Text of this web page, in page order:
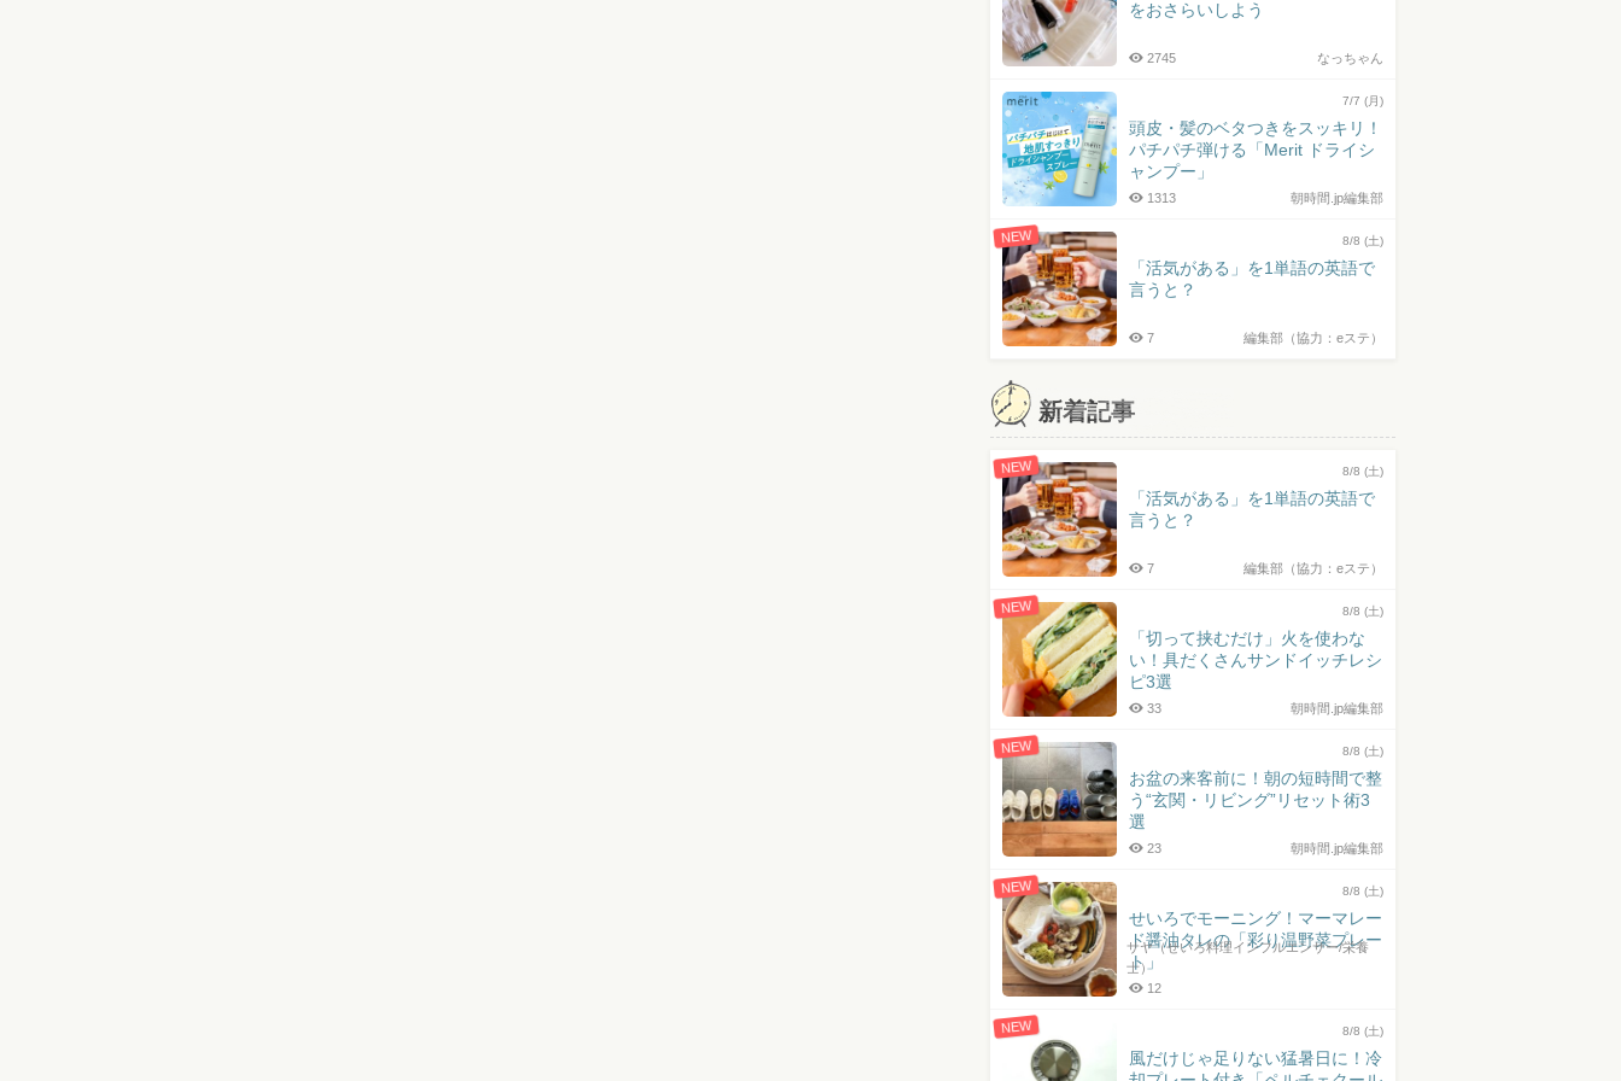
をおさらいしよう
なっちゃん
2745
7/7 (月)
頭皮・髪のベタつきをスッキリ！
パチパチ弾ける「Merit ドライシ
ャンプー」
朝時間.jp編集部
1313
NEW 8/8 (土)
「活気がある」を1単語の英語で
言うと？
編集部（協力：eステ）
7
新着記事
NEW 8/8 (土)
「活気がある」を1単語の英語で
言うと？
編集部（協力：eステ）
7
NEW 8/8 (土)
「切って挟むだけ」火を使わな
い！具だくさんサンドイッチレシ
ピ3選
朝時間.jp編集部
33
NEW 8/8 (土)
お盆の来客前に！朝の短時間で整
う“玄関・リビング”リセット術3
選
朝時間.jp編集部
23
NEW 8/8 (土)
せいろでモーニング！マーマレー
ド醤油タレの「彩り温野菜プレー
ト」
サヤ（せいろ料理インフルエンサー/栄養
士）
12
NEW 8/8 (土)
風だけじゃ足りない猛暑日に！冷